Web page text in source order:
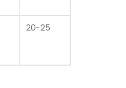
20-25